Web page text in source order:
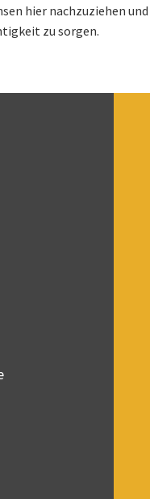
hier nachzuziehen und
zu sorgen.